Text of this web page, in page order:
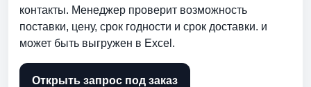
контакты. Менеджер проверит возможность
поставки, цену, срок годности и срок доставки. и
может быть выгружен в Excel.
Открыть запрос под заказ